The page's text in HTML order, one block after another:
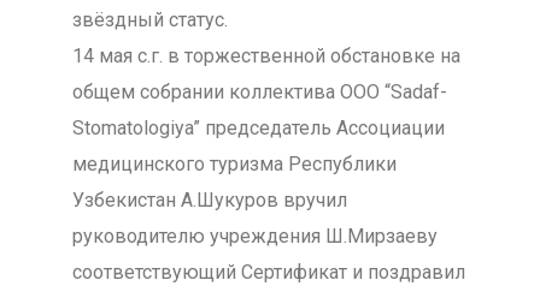
звёздный статус.
14 мая с.г. в торжественной обстановке на
общем собрании коллектива ООО “Sadaf-
Stomatologiya” председатель Ассоциации
медицинского туризма Республики
Узбекистан А.Шукуров вручил
руководителю учреждения Ш.Мирзаеву
соответствующий Сертификат и поздравил